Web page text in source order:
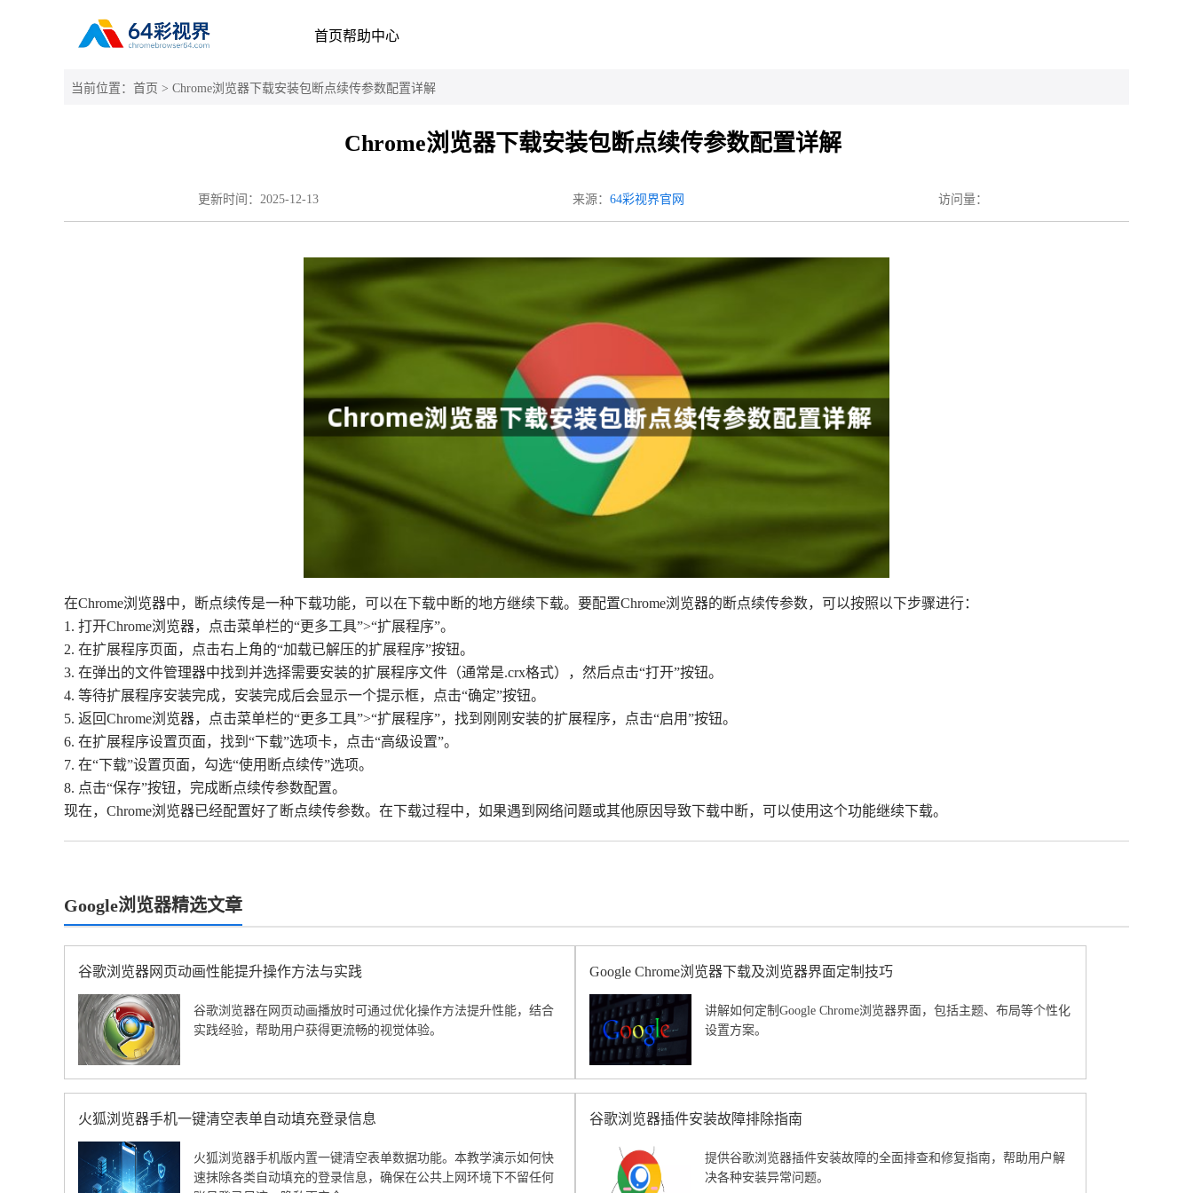
首页帮助中心
当前位置： 首页 > Chrome浏览器下载安装包断点续传参数配置详解
Chrome浏览器下载安装包断点续传参数配置详解
更新时间： 2025-12-13 来源： 64彩视界官网 访问量：
在Chrome浏览器中，断点续传是一种下载功能，可以在下载中断的地方继续下载。要配置Chrome浏览器的断点续传参数，可以按照以下步骤进行：
1. 打开Chrome浏览器，点击菜单栏的“更多工具”>“扩展程序”。
2. 在扩展程序页面，点击右上角的“加载已解压的扩展程序”按钮。
3. 在弹出的文件管理器中找到并选择需要安装的扩展程序文件（通常是.crx格式），然后点击“打开”按钮。
4. 等待扩展程序安装完成，安装完成后会显示一个提示框，点击“确定”按钮。
5. 返回Chrome浏览器，点击菜单栏的“更多工具”>“扩展程序”，找到刚刚安装的扩展程序，点击“启用”按钮。
6. 在扩展程序设置页面，找到“下载”选项卡，点击“高级设置”。
7. 在“下载”设置页面，勾选“使用断点续传”选项。
8. 点击“保存”按钮，完成断点续传参数配置。
现在，Chrome浏览器已经配置好了断点续传参数。在下载过程中，如果遇到网络问题或其他原因导致下载中断，可以使用这个功能继续下载。
Google浏览器精选文章
谷歌浏览器网页动画性能提升操作方法与实践
谷歌浏览器在网页动画播放时可通过优化操作方法提升性能，结合
实践经验，帮助用户获得更流畅的视觉体验。
Google Chrome浏览器下载及浏览器界面定制技巧
讲解如何定制Google Chrome浏览器界面，包括主题、布局等个性化
设置方案。
火狐浏览器手机一键清空表单自动填充登录信息
火狐浏览器手机版内置一键清空表单数据功能。本教学演示如何快
速抹除各类自动填充的登录信息，确保在公共上网环境下不留任何
谷歌浏览器插件安装故障排除指南
提供谷歌浏览器插件安装故障的全面排查和修复指南，帮助用户解
决各种安装异常问题。